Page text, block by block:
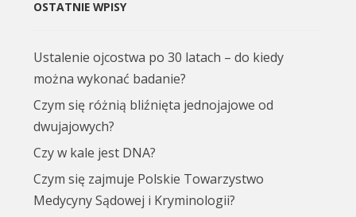
OSTATNIE WPISY
Ustalenie ojcostwa po 30 latach – do kiedy
można wykonać badanie?
Czym się różnią bliźnięta jednojajowe od
dwujajowych?
Czy w kale jest DNA?
Czym się zajmuje Polskie Towarzystwo
Medycyny Sądowej i Kryminologii?